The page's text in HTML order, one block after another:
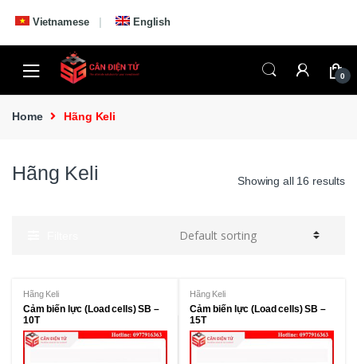
Vietnamese English
0
Home Hãng Keli
Hãng Keli Showing all 16 results
Hãng Keli
Cảm biến lực (Load cells) SB –
10T
Hãng Keli
Cảm biến lực (Load cells) SB –
15T